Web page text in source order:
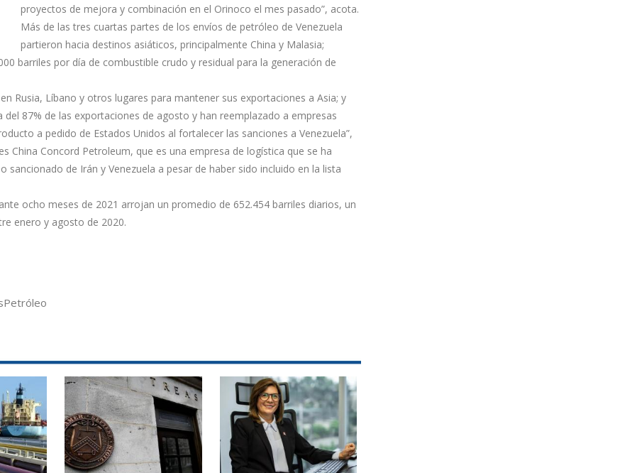
proyectos de mejora y combinación en el Orinoco el mes pasado”, acota.
Más de las tres cuartas partes de los envíos de petróleo de Venezuela
partieron hacia destinos asiáticos, principalmente China y Malasia;
barriles por día de combustible crudo y residual para la generación de
Rusia, Líbano y otros lugares para mantener sus exportaciones a Asia; y
87% de las exportaciones de agosto y han reemplazado a empresas
a pedido de Estados Unidos al fortalecer las sanciones a Venezuela”,
China Concord Petroleum, que es una empresa de logística que se ha
de Irán y Venezuela a pesar de haber sido incluido en la lista
ocho meses de 2021 arrojan un promedio de 652.454 barriles diarios, un
enero y agosto de 2020.
Petróleo